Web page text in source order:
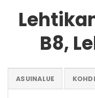
B8,
ASUINALUE